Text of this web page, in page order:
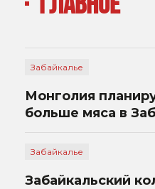
Забайкалье
Монголия
больше мяса в
Забайкалье
Забайкальский